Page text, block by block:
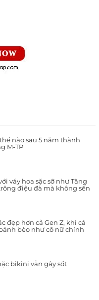
nào sau 5 năm thành
M-TP
váy hoa sặc sỡ như Tăng
điệu đà mà không sến
đẹp hơn cả Gen Z, khi cá
bèo như cô nữ chính
bikini vẫn gây sốt